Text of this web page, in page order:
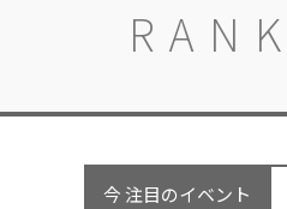
今 注目のイベント